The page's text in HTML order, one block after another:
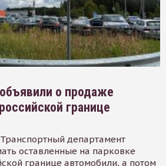
о продаже
границе
департамент
оставленные на парковке
границе автомобили, а потом